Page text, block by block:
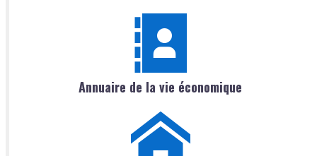
Annuaire de la vie économique